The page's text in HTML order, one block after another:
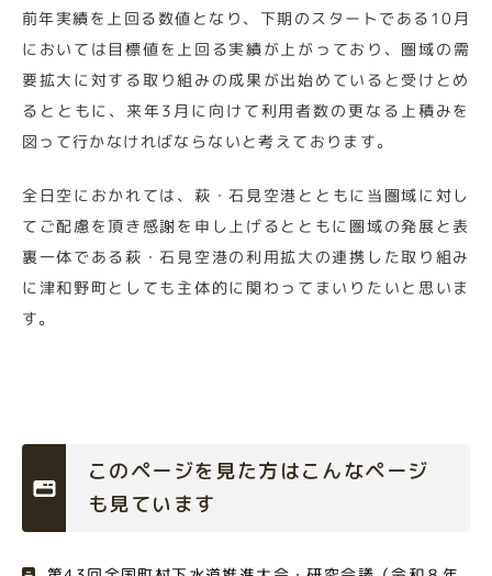
前年実績を上回る数値となり、下期のスタートである10月
においては目標値を上回る実績が上がっており、圏域の需
要拡大に対する取り組みの成果が出始めていると受けとめ
るとともに、来年3月に向けて利用者数の更なる上積みを
図って行かなければならないと考えております。
全日空におかれては、萩・石見空港とともに当圏域に対し
てご配慮を頂き感謝を申し上げるとともに圏域の発展と表
裏一体である萩・石見空港の利用拡大の連携した取り組み
に津和野町としても主体的に関わってまいりたいと思いま
す。
このページを見た方はこんなページ
も見ています